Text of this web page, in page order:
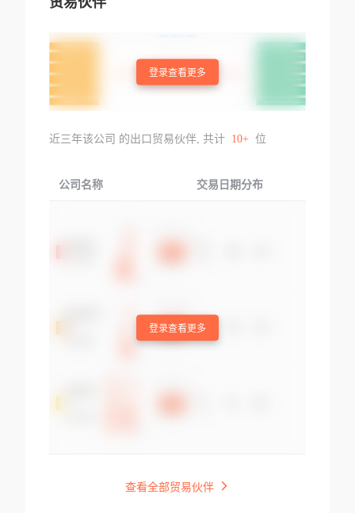
登录查看更多
近三年该公司 的出口贸易伙伴, 共计 10+ 位
公司名称 交易日期分布
登录查看更多
查看全部贸易伙伴